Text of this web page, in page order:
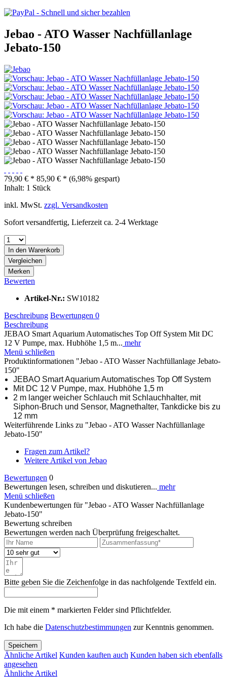
Jebao - ATO Wasser Nachfüllanlage
Jebato-150
79,90 € * 85,90 € * (6,98% gespart)
Inhalt: 1 Stück
inkl. MwSt. zzgl. Versandkosten
Sofort versandfertig, Lieferzeit ca. 2-4 Werktage
In den Warenkorb
Vergleichen
Merken
Bewerten
Artikel-Nr.: SW10182
Beschreibung Bewertungen 0
Beschreibung
JEBAO Smart Aquarium Automatisches Top Off System Mit DC
12 V Pumpe, max. Hubhöhe 1,5 m... mehr
Menü schließen
Produktinformationen "Jebao - ATO Wasser Nachfüllanlage Jebato-
150"
JEBAO Smart Aquarium Automatisches Top Off System
Mit DC 12 V Pumpe, max. Hubhöhe 1,5 m
2 m langer weicher Schlauch mit Schlauchhalter, mit
Siphon-Bruch und Sensor, Magnethalter, Tankdicke bis zu
12 mm
Weiterführende Links zu "Jebao - ATO Wasser Nachfüllanlage
Jebato-150"
Fragen zum Artikel?
Weitere Artikel von Jebao
Bewertungen 0
Bewertungen lesen, schreiben und diskutieren... mehr
Menü schließen
Kundenbewertungen für "Jebao - ATO Wasser Nachfüllanlage
Jebato-150"
Bewertung schreiben
Bewertungen werden nach Überprüfung freigeschaltet.
Bitte geben Sie die Zeichenfolge in das nachfolgende Textfeld ein.
Die mit einem * markierten Felder sind Pflichtfelder.
Ich habe die Datenschutzbestimmungen zur Kenntnis genommen.
Speichern
Ähnliche Artikel Kunden kauften auch Kunden haben sich ebenfalls
angesehen
Ähnliche Artikel